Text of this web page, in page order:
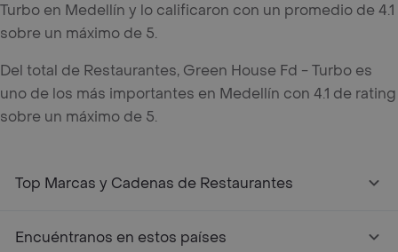
Turbo en Medellín y lo calificaron con un promedio de 4.1
sobre un máximo de 5.
Del total de Restaurantes, Green House Fd - Turbo es
uno de los más importantes en Medellín con 4.1 de rating
sobre un máximo de 5.
Top Marcas y Cadenas de Restaurantes
Encuéntranos en estos países